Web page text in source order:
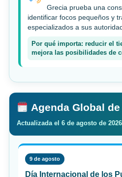
Grecia prueba una
identificar focos pequeños y
especializados a sus
Por qué importa: reducir el
mejora las posibilidades de
Agenda Global
Actualizada el 6 de agosto de 2026
9 de agosto
Día Internacional de los